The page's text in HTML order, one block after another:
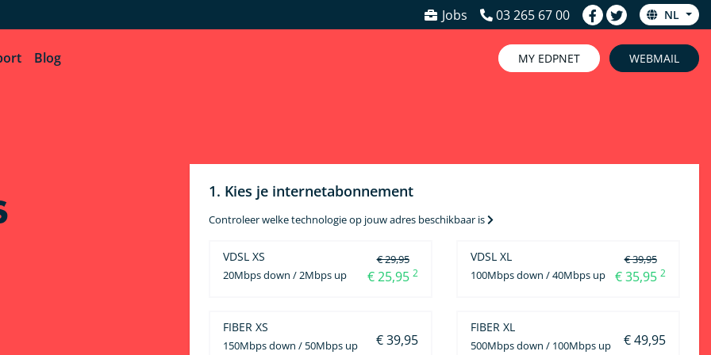
Jobs 03 265 67 00 NL
Blog MY EDPNET WEBMAIL
1. Kies je internetabonnement
Controleer welke technologie op jouw adres beschikbaar is
VDSL XS
20Mbps down / 2Mbps up
€ 29,95
€ 25,95 2
VDSL XL
100Mbps down / 40Mbps up
€ 39,95
€ 35,95 2
FIBER XS
150Mbps down / 50Mbps up € 39,95
FIBER XL
500Mbps down / 100Mbps up € 49,95